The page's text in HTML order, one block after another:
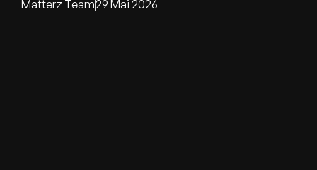
Matterz Team29 Mai 2026